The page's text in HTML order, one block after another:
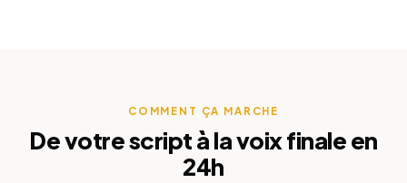
COMMENT ÇA MARCHE
De votre script à la voix finale en
24h